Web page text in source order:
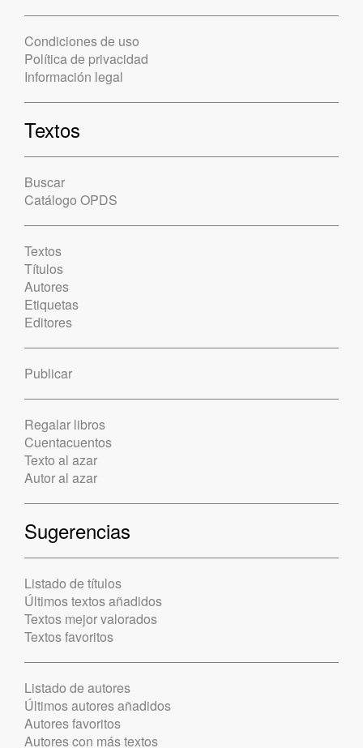
Condiciones de uso
Política de privacidad
Información legal
Textos
Buscar
Catálogo OPDS
Textos
Títulos
Autores
Etiquetas
Editores
Publicar
Regalar libros
Cuentacuentos
Texto al azar
Autor al azar
Sugerencias
Listado de títulos
Últimos textos añadidos
Textos mejor valorados
Textos favoritos
Listado de autores
Últimos autores añadidos
Autores favoritos
Autores con más textos